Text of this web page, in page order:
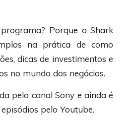
Porque o Shark
na prática de como
dicas de investimentos e
no mundo dos negócios.
pelo canal Sony e ainda é
pelo Youtube.